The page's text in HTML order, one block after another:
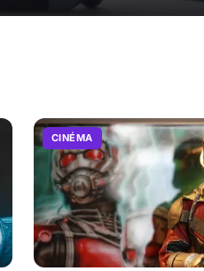
CINÉMA